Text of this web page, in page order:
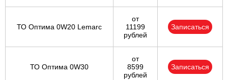
ТО Оптима 0W20 Lemarc
от
11199
рублей
Записаться
ТО Оптима 0W30
от
8599
рублей
Записаться